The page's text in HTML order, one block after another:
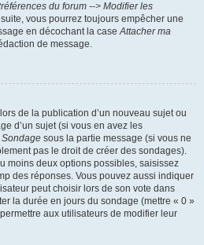
du forum --> Modifier les
vous pourrez toujours empêcher une
en décochant la caseAttacher ma
de message.
de la publication d’un nouveau sujet ou
d’un sujet (si vous en avez les
Sondage sous la partie message (si vous ne
pas le droit de créer des sondages).
moins deux options possibles, saisissez
des réponses. Vous pouvez aussi indiquer
peut choisir lors de son vote dans
la durée en jours du sondage (mettre « 0 »
aux utilisateurs de modifier leur